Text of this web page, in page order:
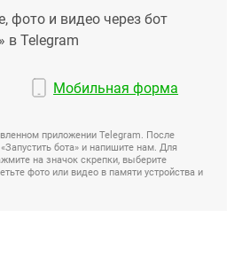
фото и видео через бот
в Telegram
Мобильная форма
приложении Telegram. После
бота» и напишите нам. Для
на значок скрепки, выберите
фото или видео в памяти устройства и